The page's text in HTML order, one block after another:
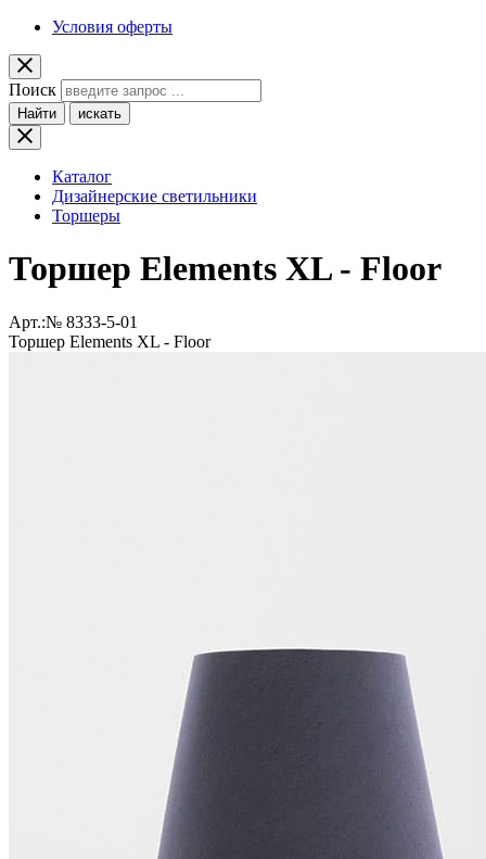
Условия оферты
Поиск
Найти искать
Каталог
Дизайнерские светильники
Торшеры
Торшер Elements XL - Floor
Арт.:№ 8333-5-01
Торшер Elements XL - Floor